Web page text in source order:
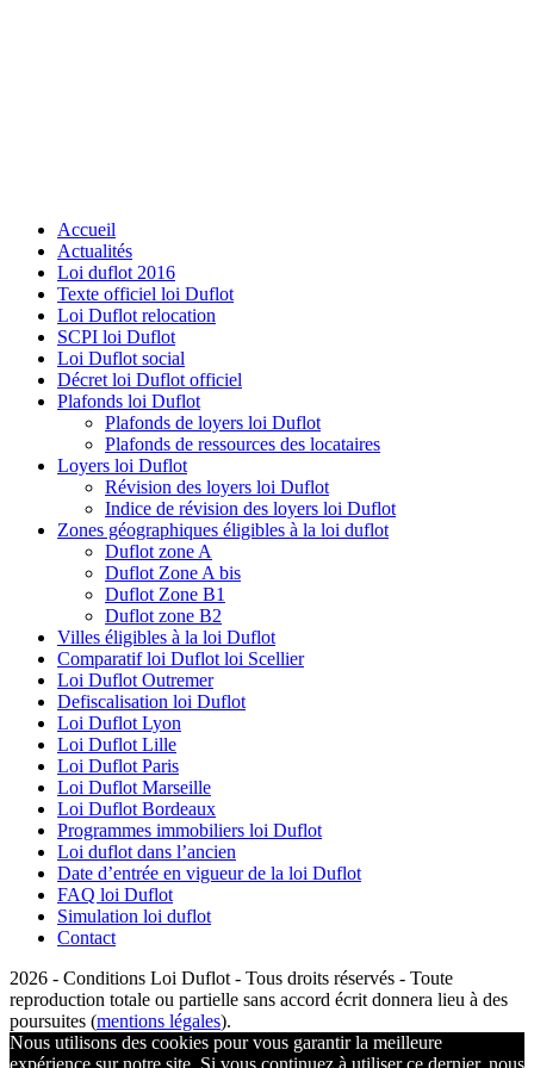
Accueil
Actualités
Loi duflot 2016
Texte officiel loi Duflot
Loi Duflot relocation
SCPI loi Duflot
Loi Duflot social
Décret loi Duflot officiel
Plafonds loi Duflot
Plafonds de loyers loi Duflot
Plafonds de ressources des locataires
Loyers loi Duflot
Révision des loyers loi Duflot
Indice de révision des loyers loi Duflot
Zones géographiques éligibles à la loi duflot
Duflot zone A
Duflot Zone A bis
Duflot Zone B1
Duflot zone B2
Villes éligibles à la loi Duflot
Comparatif loi Duflot loi Scellier
Loi Duflot Outremer
Defiscalisation loi Duflot
Loi Duflot Lyon
Loi Duflot Lille
Loi Duflot Paris
Loi Duflot Marseille
Loi Duflot Bordeaux
Programmes immobiliers loi Duflot
Loi duflot dans l’ancien
Date d’entrée en vigueur de la loi Duflot
FAQ loi Duflot
Simulation loi duflot
Contact
2026 - Conditions Loi Duflot - Tous droits réservés - Toute
reproduction totale ou partielle sans accord écrit donnera lieu à des
poursuites (mentions légales).
Nous utilisons des cookies pour vous garantir la meilleure
expérience sur notre site. Si vous continuez à utiliser ce dernier, nous